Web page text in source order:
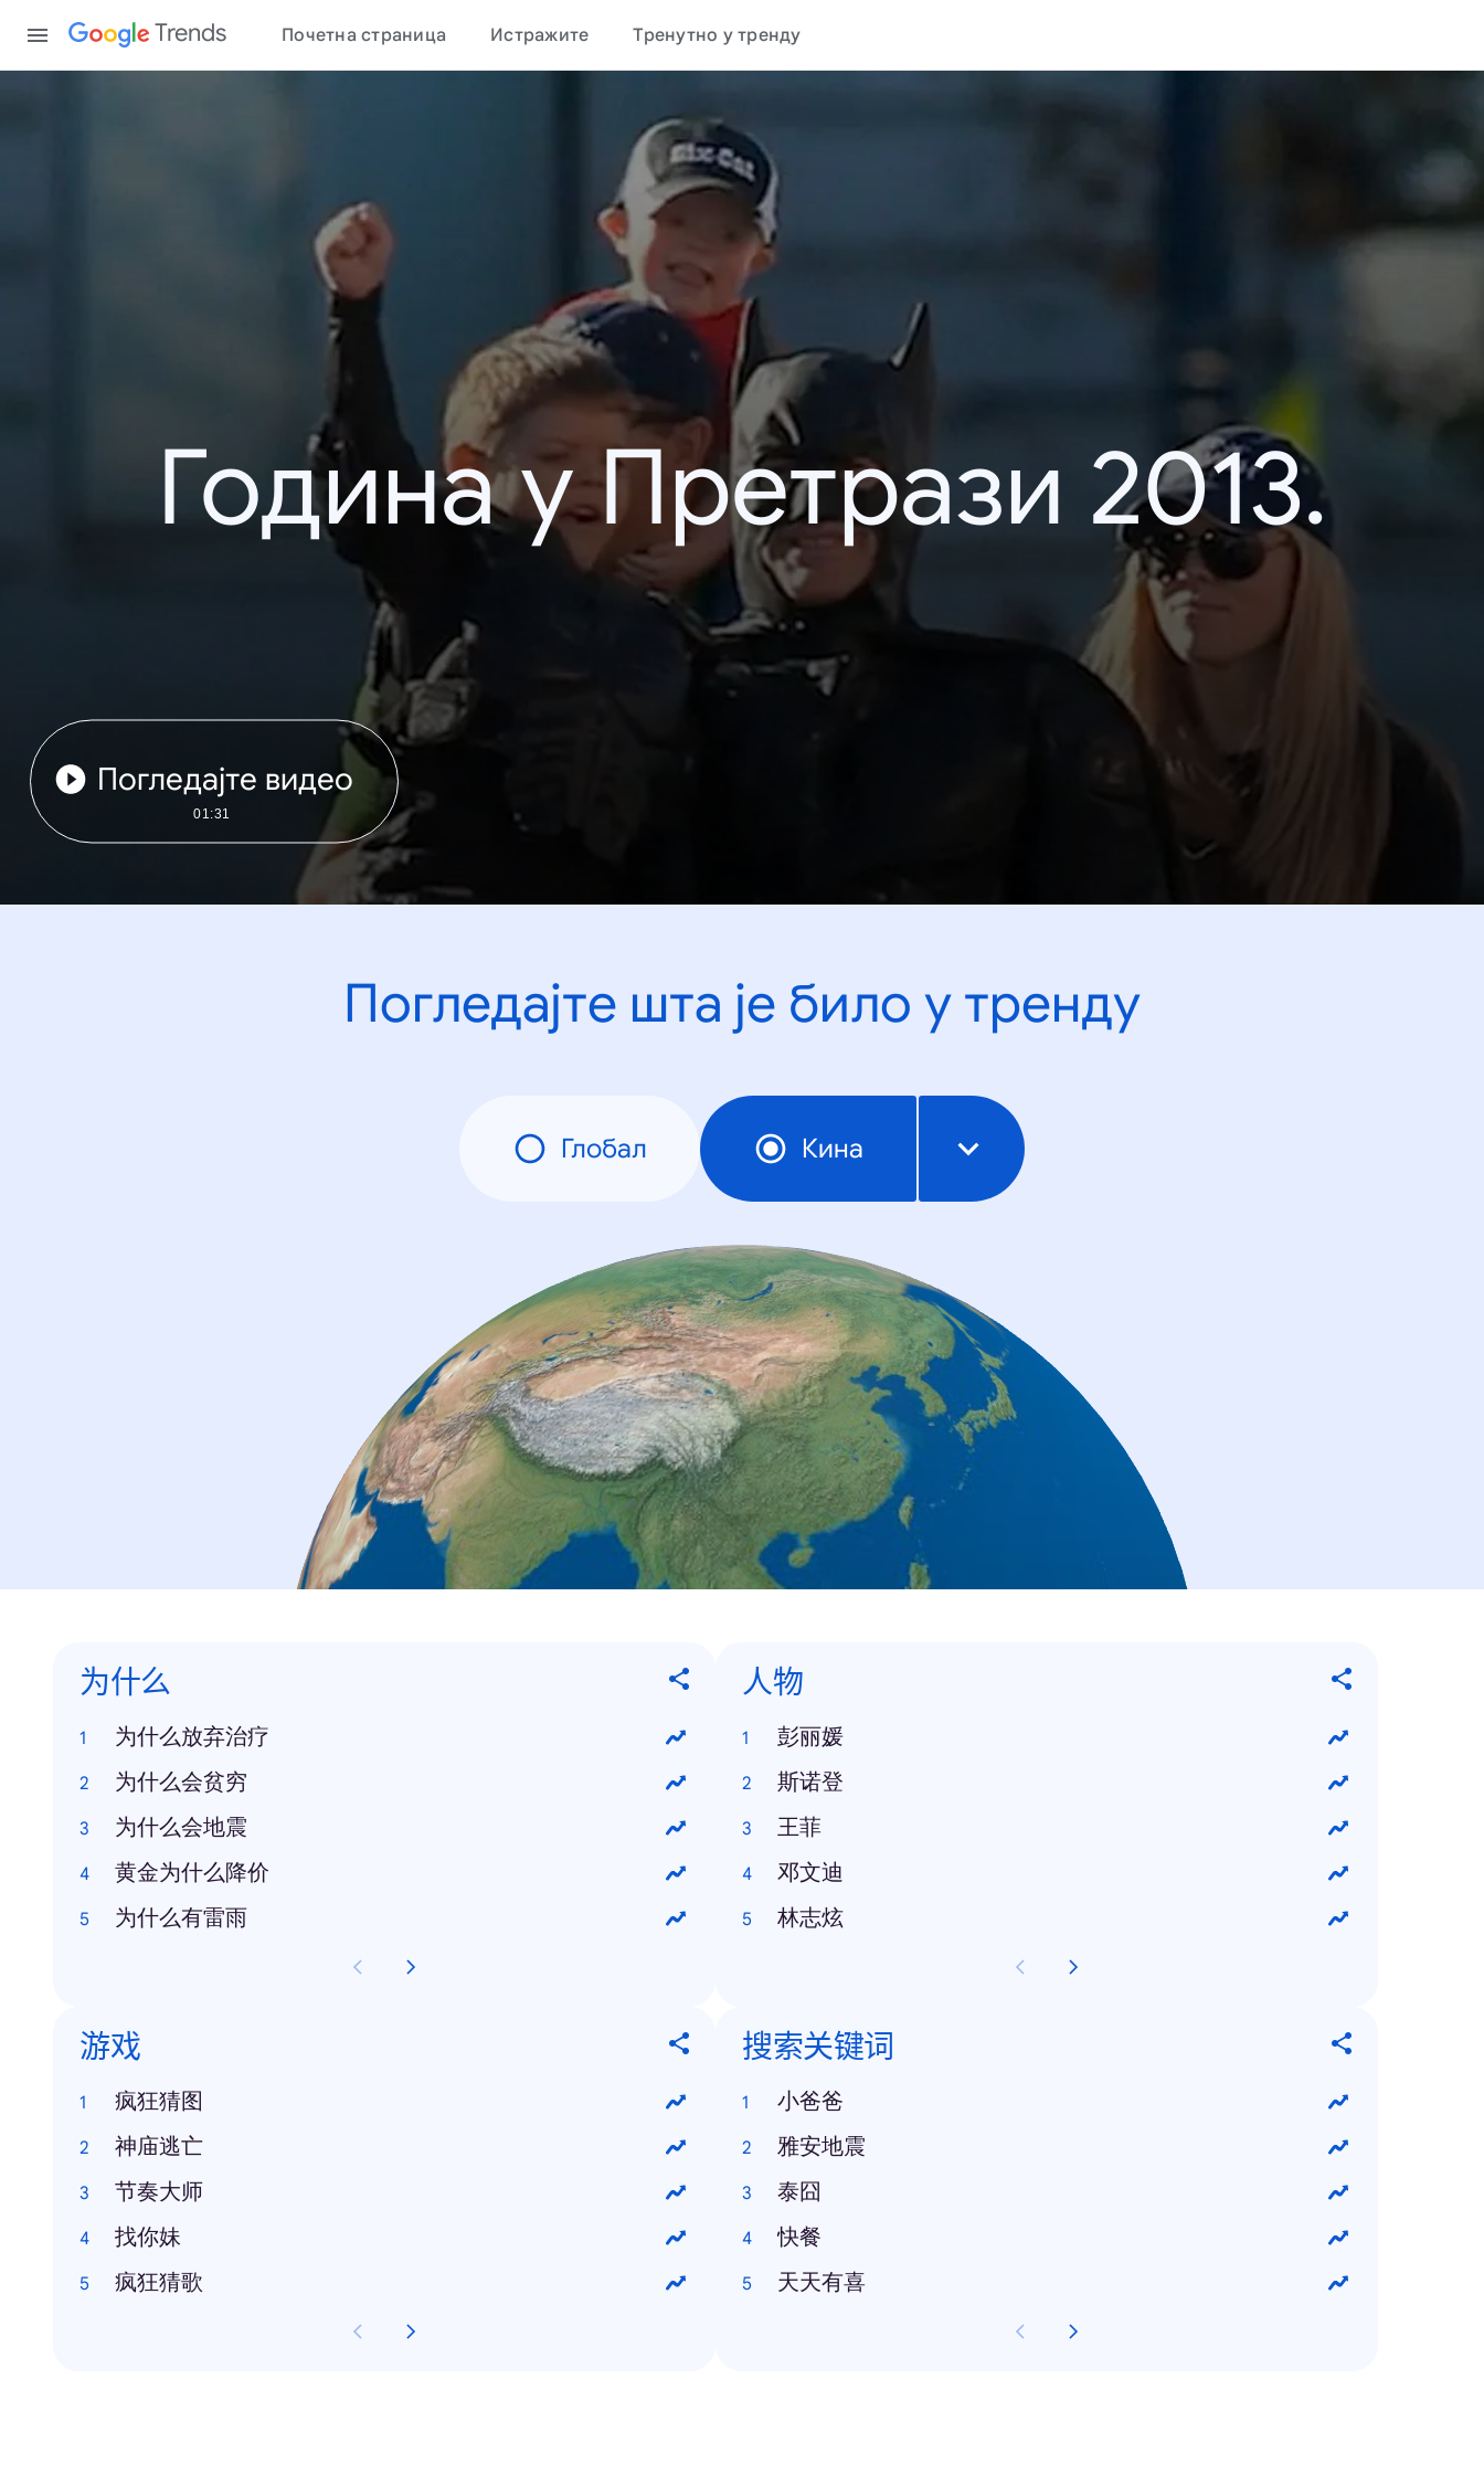
Trends Почетна страница Истражите Тренутно у тренду
Година у Претрази 2013.
Погледајте видео
01:31
Погледајте шта је било у тренду
Глобал Кина
为什么
为什么放弃治疗
为什么会贫穷
为什么会地震
黄金为什么降价
为什么有雷雨
人物
彭丽媛
斯诺登
王菲
邓文迪
林志炫
游戏
疯狂猜图
神庙逃亡
节奏大师
找你妹
疯狂猜歌
搜索关键词
小爸爸
雅安地震
泰囧
快餐
天天有喜